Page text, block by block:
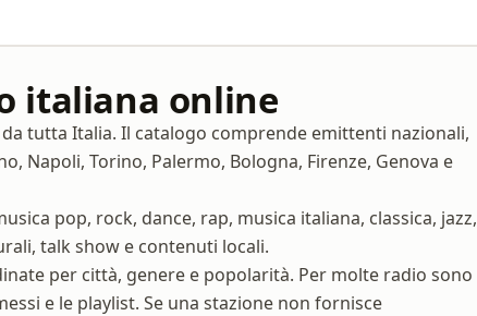
italiana online
tutta Italia. Il catalogo comprende emittenti nazionali,
Napoli, Torino, Palermo, Bologna, Firenze, Genova e
pop, rock, dance, rap, musica italiana, classica, jazz,
talk show e contenuti locali.
per città, genere e popolarità. Per molte radio sono
e le playlist. Se una stazione non fornisce